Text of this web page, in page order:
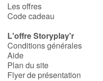
Les offres
Code cadeau
L'offre Storyplay'r
Conditions générales
Aide
Plan du site
Flyer de présentation